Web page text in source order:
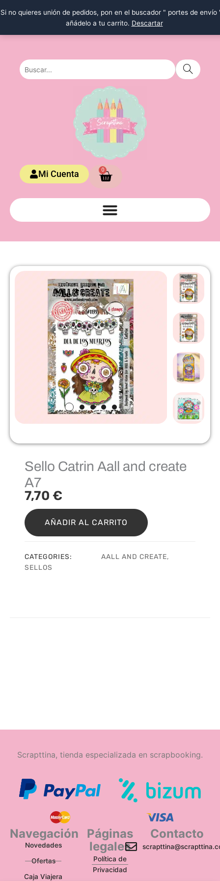
Si no quieres unión de pedidos, pon en el buscador " portes de envío
añádelo a tu carrito. Descartar
al
Mi Cuenta 0
Carrito
Sello Catrin Aall and create
A7
7,70 €
Catrin
Aall
A7
cantidad
AÑADIR AL CARRITO
CATEGORIES: AALL AND CREATE,
SELLOS
Scrapttina, tienda especializada en scrapbooking.
Navegación
Novedades
Ofertas
Caja Viajera
Páginas
legales
Política de
Privacidad
Contacto